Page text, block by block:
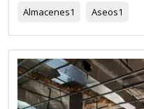
Almacenes1 Aseos1